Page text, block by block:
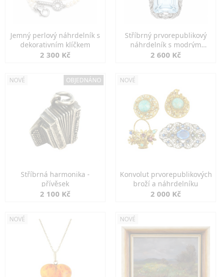
Jemný perlový náhrdelník s
dekorativním klíčkem
2 300 Kč
Stříbrný prvorepublikový
náhrdelník s modrým
spinelem
2 600 Kč
NOVÉ OBJEDNÁNO
Stříbrná harmonika -
přívěsek
2 100 Kč
NOVÉ
Konvolut prvorepublikových
broží a náhrdelníku
2 000 Kč
NOVÉ NOVÉ